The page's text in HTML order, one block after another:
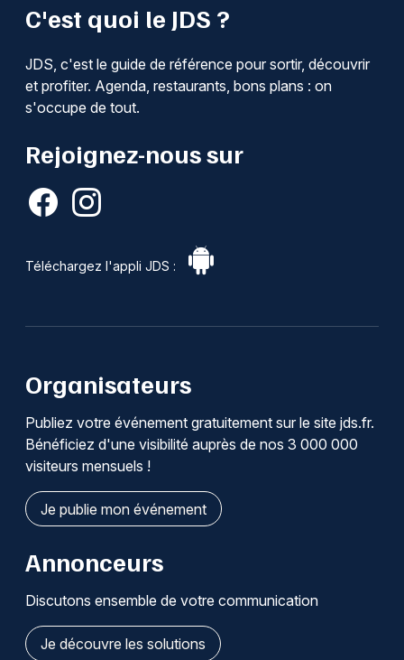
C'est quoi le JDS ?
JDS, c'est le guide de référence pour sortir, découvrir
et profiter. Agenda, restaurants, bons plans : on
s'occupe de tout.
Rejoignez-nous sur
Téléchargez l'appli JDS :
Organisateurs
Publiez votre événement gratuitement sur le site jds.fr.
Bénéficiez d'une visibilité auprès de nos 3 000 000
visiteurs mensuels !
Je publie mon événement
Annonceurs
Discutons ensemble de votre communication
Je découvre les solutions